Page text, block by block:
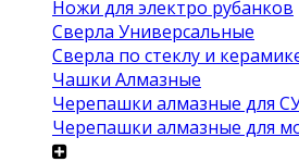
Ножи для электро рубанков
Сверла Универсальные
Сверла по стеклу и
Чашки Алмазные
Черепашки алмазные для
Черепашки алмазные для